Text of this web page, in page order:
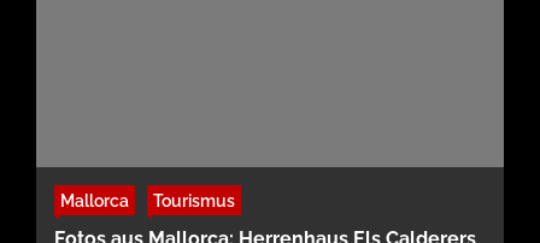
Mallorca Tourismus